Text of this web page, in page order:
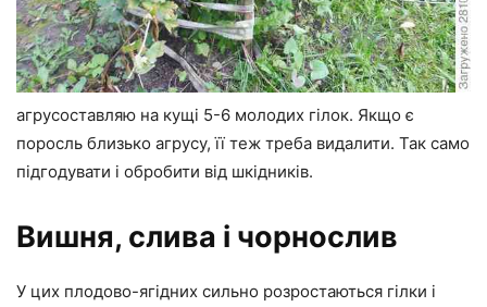
агрусоставляю на кущі 5-6 молодих гілок. Якщо є
поросль близько агрусу, її теж треба видалити. Так само
підгодувати і обробити від шкідників.
Вишня, слива і чорнослив
У цих плодово-ягідних сильно розростаються гілки і